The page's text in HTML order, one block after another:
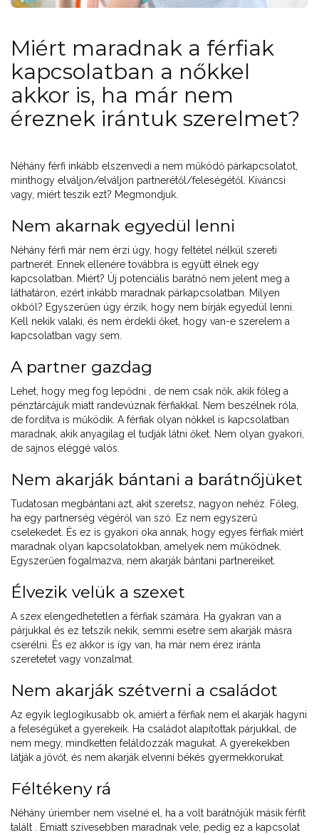
Miért maradnak a férfiak
kapcsolatban a nőkkel
akkor is, ha már nem
éreznek irántuk szerelmet?
Néhány férfi inkább elszenvedi a nem működő párkapcsolatot,
minthogy elváljon/elváljon partnerétől/feleségétől. Kíváncsi
vagy, miért teszik ezt? Megmondjuk.
Nem akarnak egyedül lenni
Néhány férfi már nem érzi úgy, hogy feltétel nélkül szereti
partnerét. Ennek ellenére továbbra is együtt élnek egy
kapcsolatban. Miért? Új potenciális barátnő nem jelent meg a
láthatáron, ezért inkább maradnak párkapcsolatban. Milyen
okból? Egyszerűen úgy érzik, hogy nem bírják egyedül lenni.
Kell nekik valaki, és nem érdekli őket, hogy van-e szerelem a
kapcsolatban vagy sem.
A partner gazdag
Lehet, hogy meg fog lepődni , de nem csak nők, akik főleg a
pénztárcájuk miatt randevúznak férfiakkal. Nem beszélnek róla,
de fordítva is működik. A férfiak olyan nőkkel is kapcsolatban
maradnak, akik anyagilag el tudják látni őket. Nem olyan gyakori,
de sajnos eléggé valós.
Nem akarják bántani a barátnőjüket
Tudatosan megbántani azt, akit szeretsz, nagyon nehéz. Főleg,
ha egy partnerség végéről van szó. Ez nem egyszerű
cselekedet. És ez is gyakori oka annak, hogy egyes férfiak miért
maradnak olyan kapcsolatokban, amelyek nem működnek.
Egyszerűen fogalmazva, nem akarják bántani partnereiket.
Élvezik velük a szexet
A szex elengedhetetlen a férfiak számára. Ha gyakran van a
párjukkal és ez tetszik nekik, semmi esetre sem akarják másra
cserélni. És ez akkor is így van, ha már nem érez iránta
szeretetet vagy vonzalmat.
Nem akarják szétverni a családot
Az egyik leglogikusabb ok, amiért a férfiak nem el akarják hagyni
a feleségüket a gyerekeik. Ha családot alapítottak párjukkal, de
nem megy, mindketten feláldozzák magukat. A gyerekekben
látják a jövőt, és nem akarják elvenni békés gyermekkorukat.
Féltékeny rá
Néhány úriember nem viselné el, ha a volt barátnőjük másik férfit
talált . Emiatt szívesebben maradnak vele, pedig ez a kapcsolat